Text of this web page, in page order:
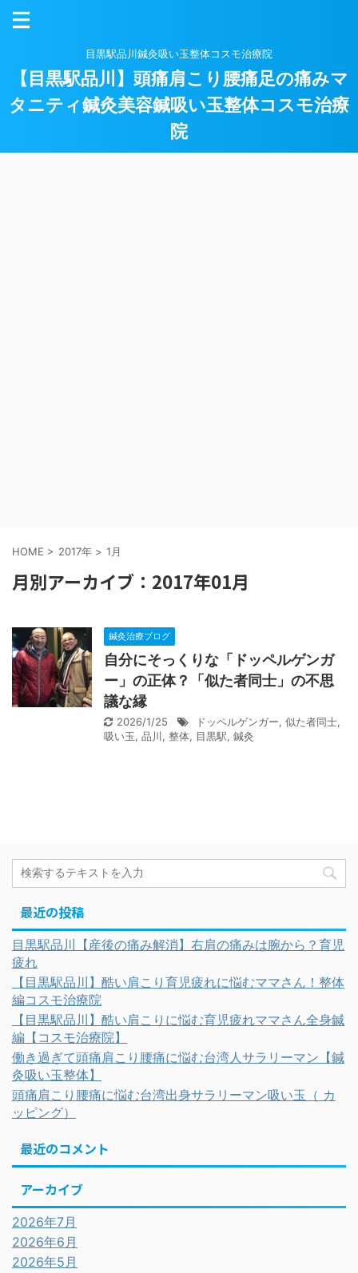
目黒駅品川鍼灸吸い玉整体コスモ治療院
【目黒駅品川】頭痛肩こり腰痛足の痛みマ
タニティ鍼灸美容鍼吸い玉整体コスモ治療
院
HOME > 2017年 > 1月
月別アーカイブ：2017年01月
鍼灸治療ブログ
自分にそっくりな「ドッペルゲンガ
ー」の正体？「似た者同士」の不思
議な縁
2026/1/25 ドッペルゲンガー, 似た者同士,
吸い玉, 品川, 整体, 目黒駅, 鍼灸
最近の投稿
目黒駅品川【産後の痛み解消】右肩の痛みは腕から？育児
疲れ
【目黒駅品川】酷い肩こり育児疲れに悩むママさん！整体
編コスモ治療院
【目黒駅品川】酷い肩こりに悩む育児疲れママさん全身鍼
編【コスモ治療院】
働き過ぎて頭痛肩こり腰痛に悩む台湾人サラリーマン【鍼
灸吸い玉整体】
頭痛肩こり腰痛に悩む台湾出身サラリーマン吸い玉（ カ
ッピング）
最近のコメント
アーカイブ
2026年7月
2026年6月
2026年5月